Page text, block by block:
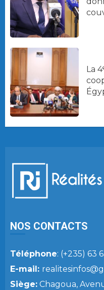
La
NOS CONTACTS
Téléphone: (+235) 63
E-mail:
Siège: Chagoua,